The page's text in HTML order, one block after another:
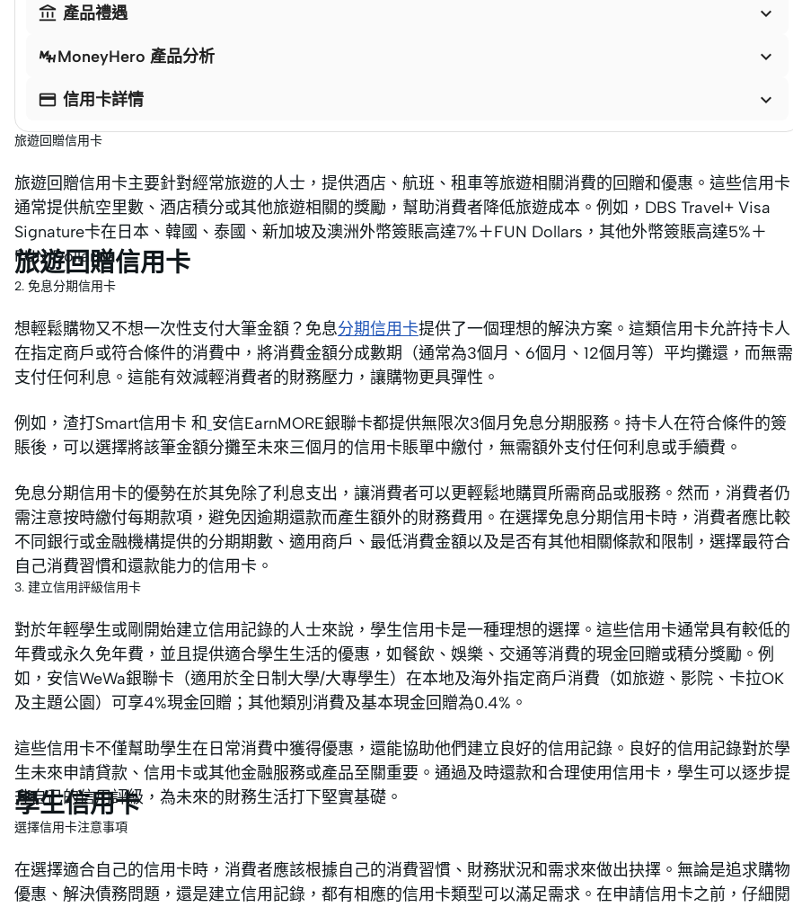
 產品禮遇 
MoneyHero 產品分析 
 信用卡詳情 
旅遊回贈信用卡
旅遊回贈信用卡主要針對經常旅遊的人士，提供酒店、航班、租車等旅遊相關消費的回贈和優惠。這些信用卡
通常提供航空里數、酒店積分或其他旅遊相關的獎勵，幫助消費者降低旅遊成本。例如，DBS Travel+ Visa
Signature卡在日本、韓國、泰國、新加坡及澳洲外幣簽賬高達7%＋FUN Dollars，其他外幣簽賬高達5%＋
FUN Dollars。
旅遊回贈信用卡
2. 免息分期信用卡
想輕鬆購物又不想一次性支付大筆金額？免息分期信用卡提供了一個理想的解決方案。這類信用卡允許持卡人
在指定商戶或符合條件的消費中，將消費金額分成數期（通常為3個月、6個月、12個月等）平均攤還，而無需
支付任何利息。這能有效減輕消費者的財務壓力，讓購物更具彈性。
例如，渣打Smart信用卡 和 安信EarnMORE銀聯卡都提供無限次3個月免息分期服務。持卡人在符合條件的簽
賬後，可以選擇將該筆金額分攤至未來三個月的信用卡賬單中繳付，無需額外支付任何利息或手續費。
免息分期信用卡的優勢在於其免除了利息支出，讓消費者可以更輕鬆地購買所需商品或服務。然而，消費者仍
需注意按時繳付每期款項，避免因逾期還款而產生額外的財務費用。在選擇免息分期信用卡時，消費者應比較
不同銀行或金融機構提供的分期期數、適用商戶、最低消費金額以及是否有其他相關條款和限制，選擇最符合
自己消費習慣和還款能力的信用卡。
3. 建立信用評級信用卡
對於年輕學生或剛開始建立信用記錄的人士來說，學生信用卡是一種理想的選擇。這些信用卡通常具有較低的
年費或永久免年費，並且提供適合學生生活的優惠，如餐飲、娛樂、交通等消費的現金回贈或積分獎勵。例
如，安信WeWa銀聯卡（適用於全日制大學/大專學生）在本地及海外指定商戶消費（如旅遊、影院、卡拉OK
及主題公園）可享4%現金回贈；其他類別消費及基本現金回贈為0.4%。
這些信用卡不僅幫助學生在日常消費中獲得優惠，還能協助他們建立良好的信用記錄。良好的信用記錄對於學
生未來申請貸款、信用卡或其他金融服務或產品至關重要。通過及時還款和合理使用信用卡，學生可以逐步提
升自己的信用評級，為未來的財務生活打下堅實基礎。
學生信用卡
選擇信用卡注意事項
在選擇適合自己的信用卡時，消費者應該根據自己的消費習慣、財務狀況和需求來做出抉擇。無論是追求購物
優惠、解決債務問題，還是建立信用記錄，都有相應的信用卡類型可以滿足需求。在申請信用卡之前，仔細閱